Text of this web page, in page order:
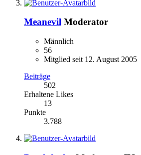
Meanevil Moderator
Männlich
56
Mitglied seit 12. August 2005
Beiträge
502
Erhaltene Likes
13
Punkte
3.788